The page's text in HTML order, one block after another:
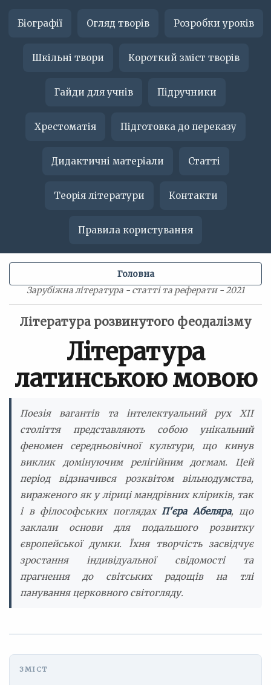
Біографії Огляд творів Розробки уроків
Шкільні твори Короткий зміст творів
Гайди для учнів Підручники
Хрестоматія Підготовка до переказу
Дидактичні матеріали Статті
Теорія літератури Контакти
Правила користування
Зарубіжна література - статті та реферати - 2021
Головна
Література розвинутого феодалізму
Література
латинською мовою
Поезія вагантів та інтелектуальний рух XII
століття представляють собою унікальний
феномен середньовічної культури, що кинув
виклик домінуючим релігійним догмам. Цей
період відзначився розквітом вільнодумства,
вираженого як у ліриці мандрівних кліриків, так
і в філософських поглядах П'єра Абеляра, що
заклали основи для подальшого розвитку
європейської думки. Їхня творчість засвідчує
зростання індивідуальної свідомості та
прагнення до світських радощів на тлі
панування церковного світогляду.